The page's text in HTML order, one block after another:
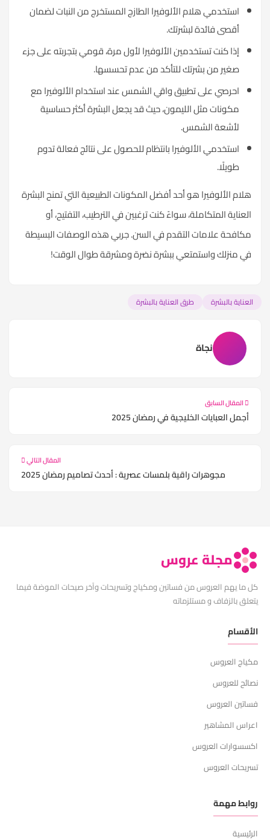
استخدمي هلام الألوفيرا الطازج المستخرج من النبات لضمان
أقصى فائدة لبشرتك.
إذا كنت تستخدمين الألوفيرا لأول مرة، قومي بتجربته على جزء
صغير من بشرتك للتأكد من عدم تحسسها.
احرصي على تطبيق واقي الشمس عند استخدام الألوفيرا مع
مكونات مثل الليمون، حيث قد يجعل البشرة أكثر حساسية
لأشعة الشمس.
استخدمي الألوفيرا بانتظام للحصول على نتائج فعالة تدوم
طويلًا.
هلام الألوفيرا هو أحد أفضل المكونات الطبيعية التي تمنح البشرة
العناية المتكاملة، سواءً كنت ترغبين في الترطيب، التفتيح، أو
مكافحة علامات التقدم في السن. جربي هذه الوصفات البسيطة
في منزلك واستمتعي ببشرة نضرة ومشرقة طوال الوقت!
العناية بالبشرة طرق العناية بالبشرة
نجاة
المقال السابق
أجمل العبايات الخليجية في رمضان 2025
المقال التالي
مجوهرات راقية بلمسات عصرية : أحدث تصاميم رمضان 2025
مجلة عروس
كل ما يهم العروس من فساتين ومكياج وتسريحات وآخر صيحات الموضة فيما
يتعلق بالزفاف و مستلزماته
الأقسام
مكياج العروس
نصائح للعروس
فساتين العروس
اعراس المشاهير
اكسسوارات العروس
تسريحات العروس
روابط مهمة
الرئيسية